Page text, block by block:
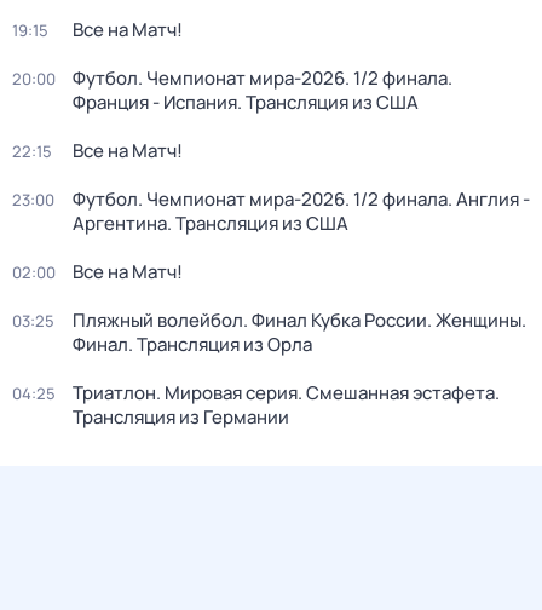
19:15 Все на Матч!
20:00
Футбол. Чемпионат мира-2026. 1/2 финала.
Франция - Испания. Трансляция из США
22:15 Все на Матч!
23:00
Футбол. Чемпионат мира-2026. 1/2 финала. Англия -
Аргентина. Трансляция из США
02:00 Все на Матч!
03:25
Пляжный волейбол. Финал Кубка России. Женщины.
Финал. Трансляция из Орла
04:25
Триатлон. Мировая серия. Смешанная эстафета.
Трансляция из Германии